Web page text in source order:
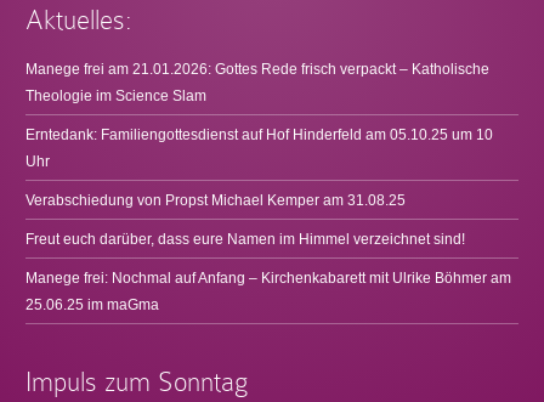
Aktuelles:
Manege frei am 21.01.2026: Gottes Rede frisch verpackt – Katholische
Theologie im Science Slam
Erntedank: Familiengottesdienst auf Hof Hinderfeld am 05.10.25 um 10
Uhr
Verabschiedung von Propst Michael Kemper am 31.08.25
Freut euch darüber, dass eure Namen im Himmel verzeichnet sind!
Manege frei: Nochmal auf Anfang – Kirchenkabarett mit Ulrike Böhmer am
25.06.25 im maGma
Impuls zum Sonntag